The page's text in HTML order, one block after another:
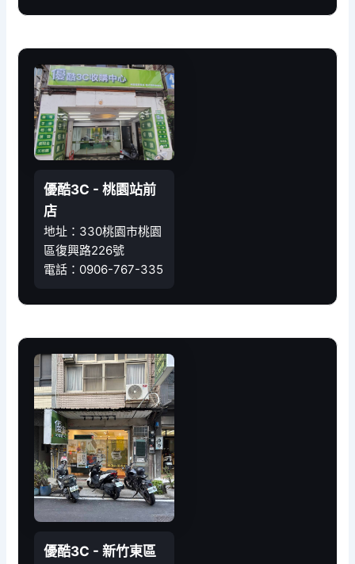
優酷3C - 桃園站前
店
地址：330桃園市桃園
區復興路226號
電話：0906-767-335
優酷3C - 新竹東區